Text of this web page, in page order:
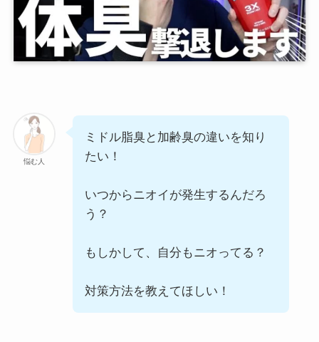
悩む人
ミドル脂臭と加齢臭の違いを知り
たい！
いつからニオイが発生するんだろ
う？
もしかして、自分もニオってる？
対策方法を教えてほしい！